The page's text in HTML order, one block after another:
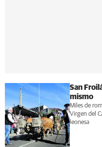
San
mismo
Miles de
Virgen del
leonesa